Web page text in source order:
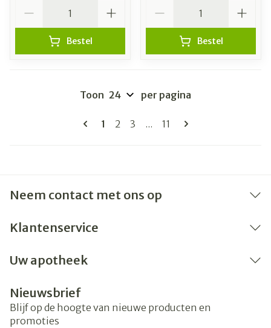
Bestel Bestel
Pagina's
U lees momenteel pagina
1 Pagina
2 Pagina
3 ... Pagina
11
Toon per pagina
Neem contact met ons op
Klantenservice
Uw apotheek
Nieuwsbrief
Blijf op de hoogte van nieuwe producten en
promoties